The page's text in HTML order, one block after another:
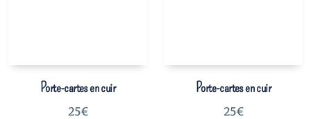
Porte-cartes en cuir
25€
Porte-cartes en cuir
25€